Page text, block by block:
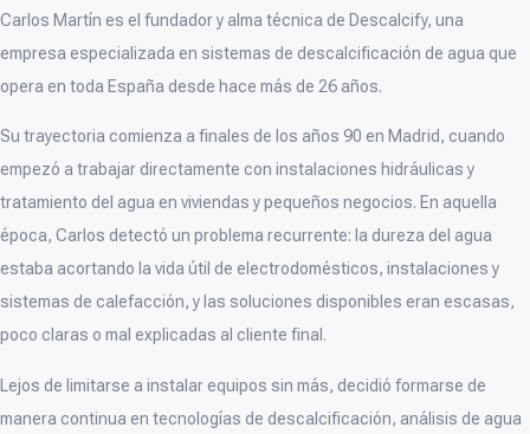
Carlos Martín es el fundador y alma técnica de Descalcify, una
empresa especializada en sistemas de descalcificación de agua que
opera en toda España desde hace más de 26 años.
Su trayectoria comienza a finales de los años 90 en Madrid, cuando
empezó a trabajar directamente con instalaciones hidráulicas y
tratamiento del agua en viviendas y pequeños negocios. En aquella
época, Carlos detectó un problema recurrente: la dureza del agua
estaba acortando la vida útil de electrodomésticos, instalaciones y
sistemas de calefacción, y las soluciones disponibles eran escasas,
poco claras o mal explicadas al cliente final.
Lejos de limitarse a instalar equipos sin más, decidió formarse de
manera continua en tecnologías de descalcificación, análisis de agua